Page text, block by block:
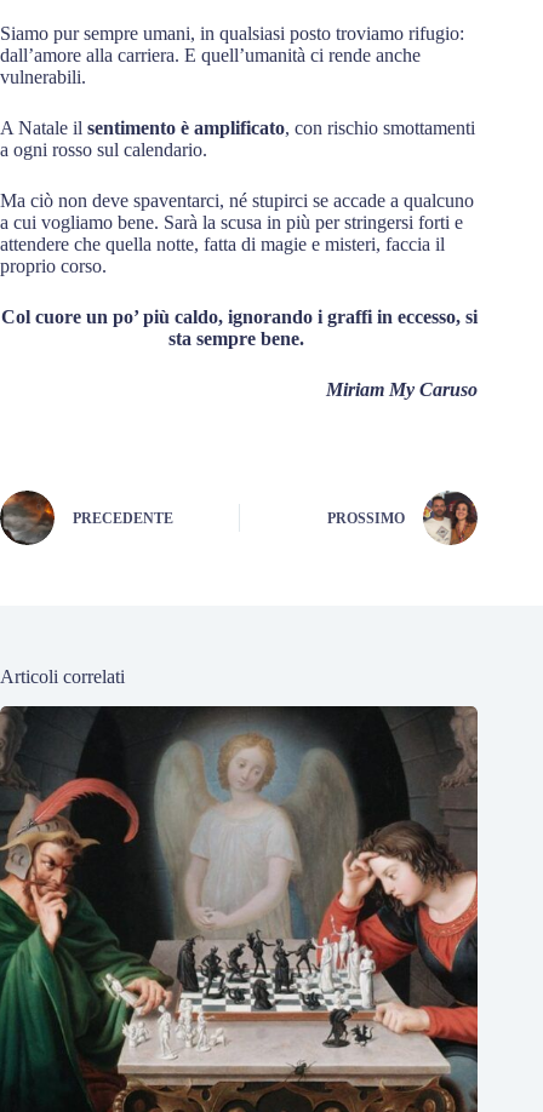
Siamo pur sempre umani, in qualsiasi posto troviamo rifugio:
dall’amore alla carriera. E quell’umanità ci rende anche
vulnerabili.
A Natale il sentimento è amplificato, con rischio smottamenti
a ogni rosso sul calendario.
Ma ciò non deve spaventarci, né stupirci se accade a qualcuno
a cui vogliamo bene. Sarà la scusa in più per stringersi forti e
attendere che quella notte, fatta di magie e misteri, faccia il
proprio corso.
Col cuore un po’ più caldo, ignorando i graffi in eccesso, si
sta sempre bene.
Miriam My Caruso
PRECEDENTE PROSSIMO
Articoli correlati